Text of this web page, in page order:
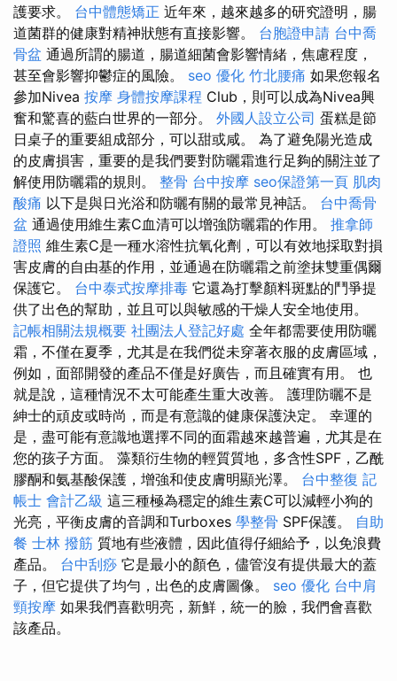
護要求。 台中體態矯正 近年來，越來越多的研究證明，腸
道菌群的健康對精神狀態有直接影響。 台胞證申請 台中喬
骨盆 通過所謂的腸道，腸道細菌會影響情緒，焦慮程度，
甚至會影響抑鬱症的風險。 seo 優化 竹北腰痛 如果您報名
參加Nivea 按摩 身體按摩課程 Club，則可以成為Nivea興
奮和驚喜的藍白世界的一部分。 外國人設立公司 蛋糕是節
日桌子的重要組成部分，可以甜或咸。 為了避免陽光造成
的皮膚損害，重要的是我們要對防曬霜進行足夠的關注並了
解使用防曬霜的規則。 整骨 台中按摩 seo保證第一頁 肌肉
酸痛 以下是與日光浴和防曬有關的最常見神話。 台中喬骨
盆 通過使用維生素C血清可以增強防曬霜的作用。 推拿師
證照 維生素C是一種水溶性抗氧化劑，可以有效地採取對損
害皮膚的自由基的作用，並通過在防曬霜之前塗抹雙重偶爾
保護它。 台中泰式按摩排毒 它還為打擊顏料斑點的鬥爭提
供了出色的幫助，並且可以與敏感的干燥人安全地使用。
記帳相關法規概要 社團法人登記好處 全年都需要使用防曬
霜，不僅在夏季，尤其是在我們從未穿著衣服的皮膚區域，
例如，面部開發的產品不僅是好廣告，而且確實有用。 也
就是說，這種情況不太可能產生重大改善。 護理防曬不是
紳士的頑皮或時尚，而是有意識的健康保護決定。 幸運的
是，盡可能有意識地選擇不同的面霜越來越普遍，尤其是在
您的孩子方面。 藻類衍生物的輕質質地，多含性SPF，乙酰
膠酮和氨基酸保護，增強和使皮膚明顯光澤。 台中整復 記
帳士 會計乙級 這三種極為穩定的維生素C可以減輕小狗的
光亮，平衡皮膚的音調和Turboxes 學整骨 SPF保護。 自助
餐 士林 撥筋 質地有些液體，因此值得仔細給予，以免浪費
產品。 台中刮痧 它是最小的顏色，儘管沒有提供最大的蓋
子，但它提供了均勻，出色的皮膚圖像。 seo 優化 台中肩
頸按摩 如果我們喜歡明亮，新鮮，統一的臉，我們會喜歡
該產品。